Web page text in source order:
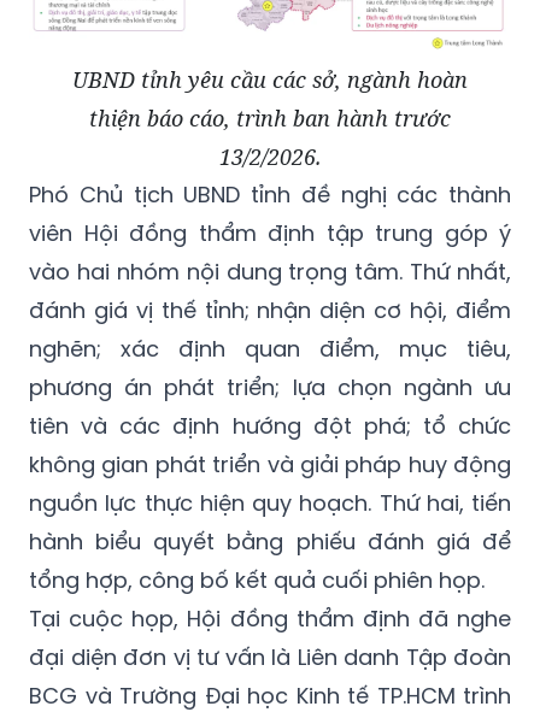
UBND tỉnh yêu cầu các sở, ngành hoàn
thiện báo cáo, trình ban hành trước
13/2/2026.
Phó Chủ tịch UBND tỉnh đề nghị các thành
viên Hội đồng thẩm định tập trung góp ý
vào hai nhóm nội dung trọng tâm. Thứ nhất,
đánh giá vị thế tỉnh; nhận diện cơ hội, điểm
nghẽn; xác định quan điểm, mục tiêu,
phương án phát triển; lựa chọn ngành ưu
tiên và các định hướng đột phá; tổ chức
không gian phát triển và giải pháp huy động
nguồn lực thực hiện quy hoạch. Thứ hai, tiến
hành biểu quyết bằng phiếu đánh giá để
tổng hợp, công bố kết quả cuối phiên họp.
Tại cuộc họp, Hội đồng thẩm định đã nghe
đại diện đơn vị tư vấn là Liên danh Tập đoàn
BCG và Trường Đại học Kinh tế TP.HCM trình